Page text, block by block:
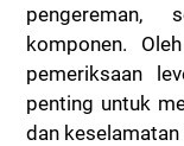
pengereman,
komponen.
pemeriksaan
penting untuk
dan